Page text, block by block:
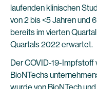
laufenden klinischen
von 2 bis <5 Jahren und
bereits im vierten
Quartals 2022 erwartet.
Der COVID-19-Impfstoff
BioNTechs